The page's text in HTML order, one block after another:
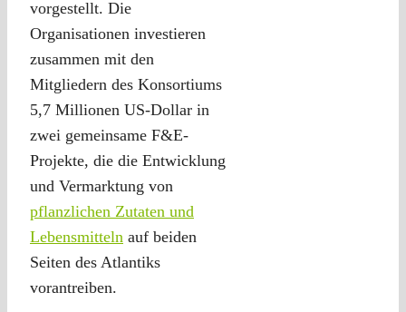
vorgestellt. Die
Organisationen investieren
zusammen mit den
Mitgliedern des Konsortiums
5,7 Millionen US-Dollar in
zwei gemeinsame F&E-
Projekte, die die Entwicklung
und Vermarktung von
pflanzlichen Zutaten und
Lebensmitteln auf beiden
Seiten des Atlantiks
vorantreiben.